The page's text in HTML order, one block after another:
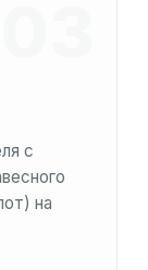
с
на